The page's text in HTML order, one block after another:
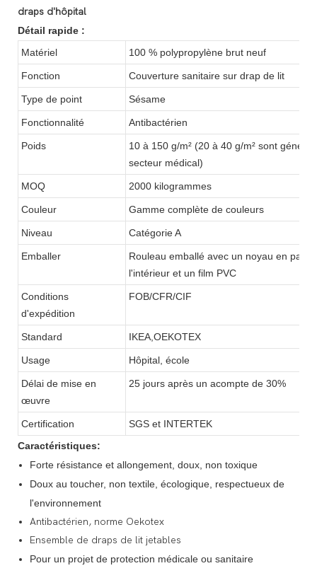
draps d'hôpital
Détail rapide :
Matériel
100 % polypropylène brut neuf
Fonction Couverture sanitaire sur drap de lit
Type de point Sésame
Fonctionnalité Antibactérien
Poids
10 à 150 g/m² (20 à 40 g/m² sont
secteur médical)
MOQ 2000 kilogrammes
Couleur Gamme complète de couleurs
Niveau Catégorie A
Emballer
Rouleau emballé avec un noyau en
l'intérieur et un film PVC
Conditions
d'expédition
FOB/CFR/CIF
Standard IKEA,OEKOTEX
Usage Hôpital, école
Délai de mise en
œuvre
25 jours après un acompte de 30%
Certification
SGS et INTERTEK
Caractéristiques:
Forte résistance et allongement, doux, non toxique
Doux au toucher, non textile, écologique, respectueux de
l'environnement
Antibactérien, norme Oekotex
Ensemble de draps de lit jetables
Pour un projet de protection médicale ou sanitaire